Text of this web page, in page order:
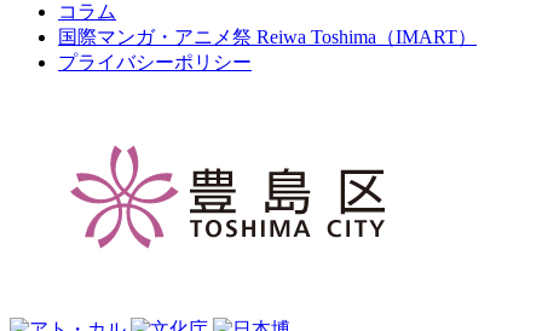
コラム
国際マンガ・アニメ祭 Reiwa Toshima（IMART）
プライバシーポリシー